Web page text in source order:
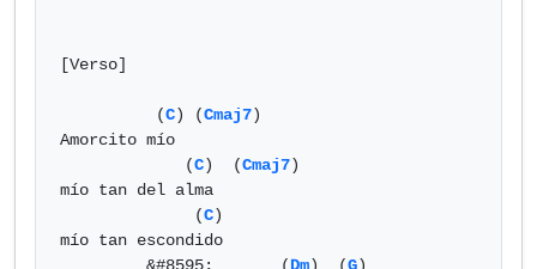
[Verso]
          (
C) (Cmaj7)
Amorcito mío
             (
C)  (Cmaj7)
mío tan del alma
              (
C)
mío tan escondido